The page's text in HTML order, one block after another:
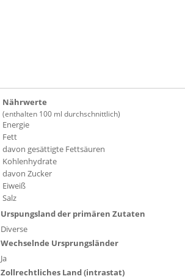
Nährwerte
(enthalten 100 ml durchschnittlich)
Energie
Fett
davon gesättigte Fettsäuren
Kohlenhydrate
davon Zucker
Eiweiß
Salz
Urspungsland der primären Zutaten
Diverse
Wechselnde Ursprungsländer
Ja
Zollrechtliches Land (intrastat)